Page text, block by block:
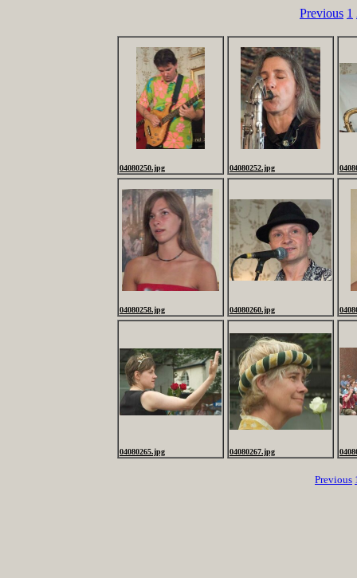
Previous 1
04080250.jpg 04080252.jpg
04080258.jpg 04080260.jpg
04080265.jpg 04080267.jpg
Previous